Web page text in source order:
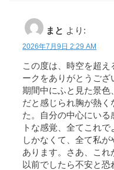
まと より:
2026年7月9日 2:29 AM
この度は、時空を超
ークをありがとうござ
期間中にふと見た景色
だと感じられ胸が熱く
た。自分の中心にいる
トな感覚、全てこれ
しかなくて、全て私
あります。さあ、これ
以前でしたら不安と